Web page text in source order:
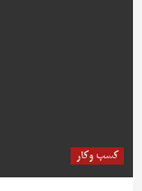
کسب وکار